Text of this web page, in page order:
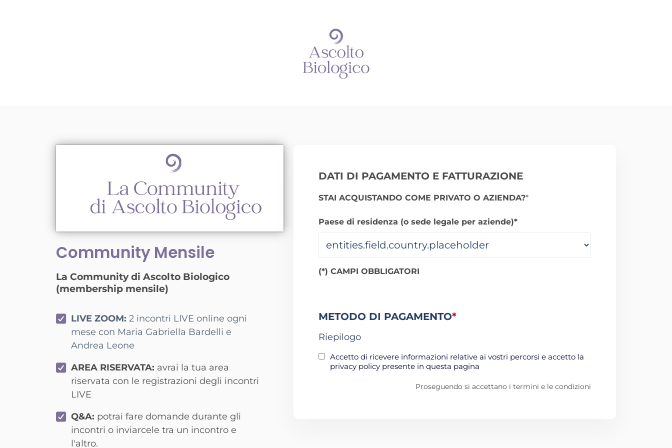
Community Mensile
La Community di Ascolto Biologico
(membership mensile)
LIVE ZOOM: 2 incontri LIVE online ogni
mese con Maria Gabriella Bardelli e
Andrea Leone
AREA RISERVATA: avrai la tua area
riservata con le registrazioni degli incontri
LIVE
Q&A: potrai fare domande durante gli
incontri o inviarcele tra un incontro e
l'altro.
DATI DI PAGAMENTO E FATTURAZIONE
STAI ACQUISTANDO COME PRIVATO O AZIENDA?*
Paese di residenza (o sede legale per aziende)*
(*) CAMPI OBBLIGATORI
METODO DI PAGAMENTO*
Riepilogo
Accetto di ricevere informazioni relative ai vostri percorsi e accetto la
privacy policy presente in questa pagina
Proseguendo si accettano i termini e le condizioni